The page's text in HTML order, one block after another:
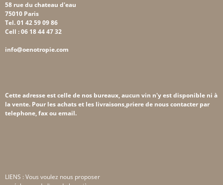
58 rue du chateau d'eau
75010 Paris
Tel. 01 42 59 09 86
Cell : 06 18 44 47 32
info@oenotropie.com
Cette adresse est celle de nos bureaux, aucun vin n'y est disponible ni à
la vente. Pour les achats et les livraisons,priere de nous contacter par
telephone, fax ou email.
LIENS : Vous voulez nous proposer